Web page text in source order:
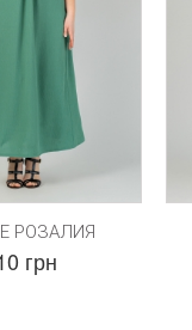
РОЗАЛИЯ
грн